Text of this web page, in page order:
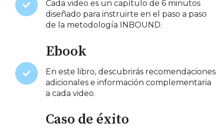
Cada video es un capítulo de 6 minutos
diseñado para instruirte en el paso a paso
de la metodología INBOUND.
Ebook
En este libro, descubrirás recomendaciones
adicionales e información complementaria
a cada video.
Caso de éxito